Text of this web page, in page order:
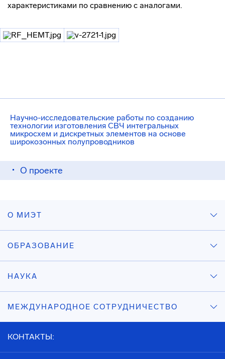
Научно-исследовательские работы по созданию
технологии изготовления СВЧ интегральных
микросхем и дискретных элементов на основе
широкозонных полупроводников
О проекте
характеристиками по сравнению с аналогами.
О МИЭТ
ОБРАЗОВАНИЕ
НАУКА
МЕЖДУНАРОДНОЕ СОТРУДНИЧЕСТВО
КОНТАКТЫ: